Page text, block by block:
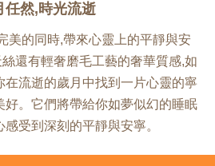
任然,時光流逝
美的同時,帶來心靈上的平靜與安
還有輕奢磨毛工藝的奢華質感,如
在流逝的歲月中找到一片心靈的寧
好。它們將帶給你如夢似幻的睡眠
受到深刻的平靜與安寧。